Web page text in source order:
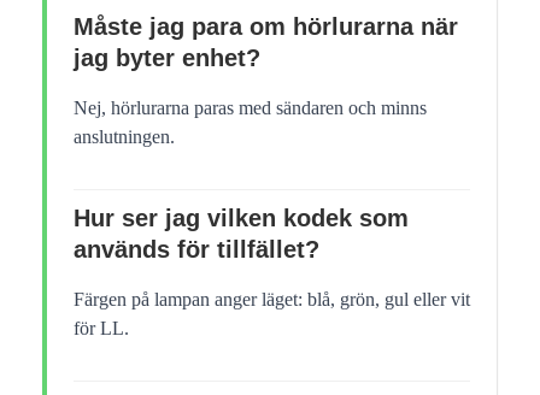
Måste jag para om hörlurarna när
jag byter enhet?
Nej, hörlurarna paras med sändaren och minns
anslutningen.
Hur ser jag vilken kodek som
används för tillfället?
Färgen på lampan anger läget: blå, grön, gul eller vit
för LL.